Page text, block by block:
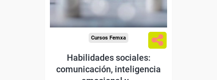
-Otros Servicios.
Cursos Femxa
Habilidades sociales:
comunicación, inteligencia